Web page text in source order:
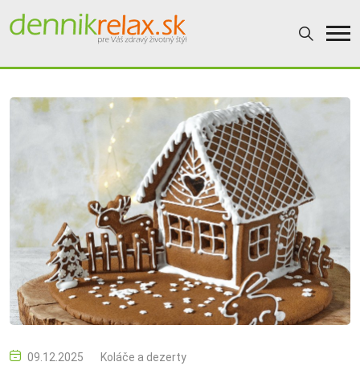
09.12.2025 Koláče a dezerty